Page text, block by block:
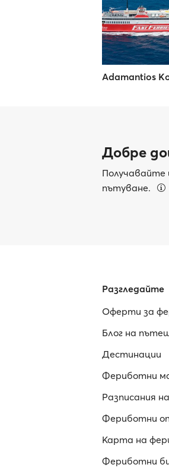
Adamantios
Добре
Получавайте
пътуване.
Разгледайте
Оферти за
Блог на
Дестинации
Фериботни
Разписания
Фериботни
Карта на
Фериботни